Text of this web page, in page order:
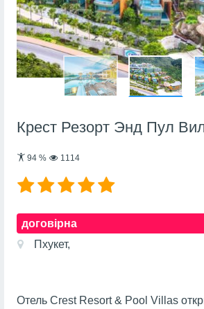
Крест Резорт Энд Пул
94% 1114
договірна
Пхукет,
Отель Crest Resort & Pool Villas